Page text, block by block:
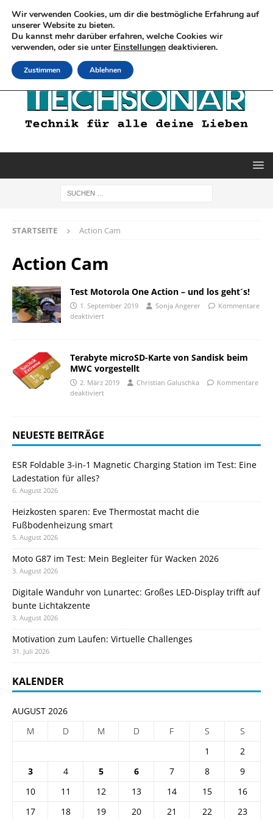
STARTSEITE Action Cam
Action Cam
Test Motorola One Action – und los geht´s!
1. September 2019 Sonja Angerer
Kommentare
deaktiviert
Terabyte microSD-Karte von Sandisk beim
MWC vorgestellt
2. März 2019 Christian Galuschka
Kommentare
deaktiviert
NEUESTE BEITRÄGE
ESR Foldable 3-in-1 Magnetic Charging Station im Test: Eine
Ladestation für alles?
6. August 2026
Heizkosten sparen: Eve Thermostat macht die
Fußbodenheizung smart
5. August 2026
Moto G87 im Test: Mein Begleiter für Wacken 2026
3. August 2026
Digitale Wanduhr von Lunartec: Großes LED-Display trifft auf
bunte Lichtakzente
3. August 2026
Motivation zum Laufen: Virtuelle Challenges
31. Juli 2026
KALENDER
AUGUST 2026
M
D M D F S
S
1
2
3
4 5 6 7 8
9
10
11 12 13 14 15
16
17
18 19 20 21 22 23
Wir verwenden Cookies, um dir die bestmögliche Erfahrung auf
unserer Website zu bieten.
Du kannst mehr darüber erfahren, welche Cookies wir
verwenden, oder sie unter Einstellungen deaktivieren.
Zustimmen Ablehnen